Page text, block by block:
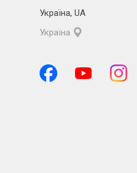
Україна, UA
Україна